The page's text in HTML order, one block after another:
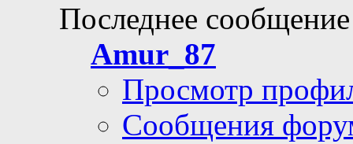
Последнее
Amur_87
Просмотр
Сообщения